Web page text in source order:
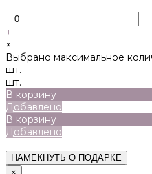
-
+
×
Выбрано максимальное
шт.
шт.
В корзину
Добавлено
В корзину
Добавлено
НАМЕКНУТЬ О ПОДАРКЕ
×